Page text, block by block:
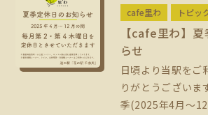
cafe里わ トピッ
【cafe里わ】
らせ
日頃より当駅をご
りがとうございま
季(2025年4月～